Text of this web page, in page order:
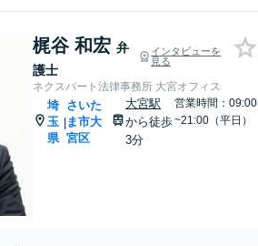
梶谷 和宏 弁
護士
インタビューを
見る
ネクスパート法律事務所 大宮オフィス
埼
玉
県
|
さいた
ま市大
宮区
大宮駅
から徒歩
3分
営業時間：09:00
~21:00（平日）